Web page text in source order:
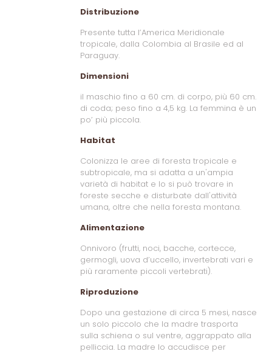
Distribuzione
Presente tutta l’America Meridionale
tropicale, dalla Colombia al Brasile ed al
Paraguay.
Dimensioni
il maschio fino a 60 cm. di corpo, più 60 cm.
di coda; peso fino a 4,5 kg. La femmina è un
po’ più piccola.
Habitat
Colonizza le aree di foresta tropicale e
subtropicale, ma si adatta a un'ampia
varietà di habitat e lo si può trovare in
foreste secche e disturbate dall'attività
umana, oltre che nella foresta montana.
Alimentazione
Onnivoro (frutti, noci, bacche, cortecce,
germogli, uova d’uccello, invertebrati vari e
più raramente piccoli vertebrati).
Riproduzione
Dopo una gestazione di circa 5 mesi, nasce
un solo piccolo che la madre trasporta
sulla schiena o sul ventre, aggrappato alla
pelliccia. La madre lo accudisce per